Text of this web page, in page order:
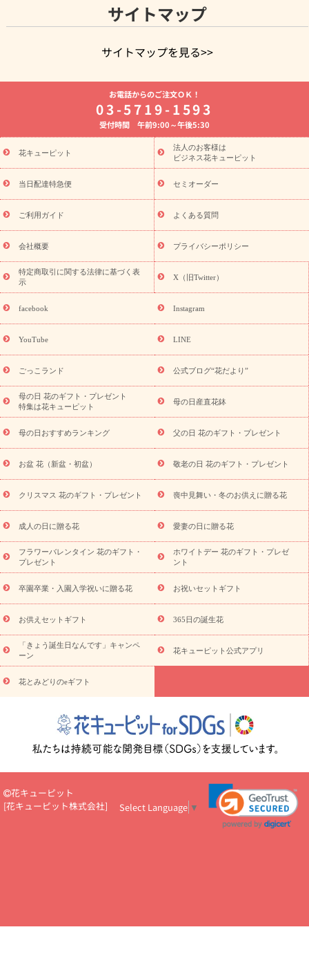
サイトマップ
サイトマップを見る>>
よく贈られる花
お祝いの花特集
誕生日フラワーギフト特集
8月の誕生花(トルコキキョウ)
開店・開業祝い
お供え・お悔やみ お供え・お悔やみの花
通夜・葬儀に贈る花 胡蝶蘭・花鉢
ーブドフラワー
季節のイベント
ひまわり ギフト・プレゼント
特集
お盆 花（新盆・初盆） 季節のイベント
お盆 花（新
盆・初盆）
お盆 花（新盆・初盆）
お盆・お供え 花とセットギ
フト
お盆・お供え プリザーブドフラワー
ひまわり ギフト・プ
レゼント特集
夏の花贈り・お中元・暑中見舞い 花のギフト特集
敬老の日におくる花ギフト・プレゼント特集
花ギフト・プレゼント特集
敬老の日 花のおすすめランキング
敬
老の日 花鉢植えのギフト・プレゼント特集
敬老の日 花とセットギ
フト・プレゼント特集
敬老の日の花 全てのギフト一覧
キャン
ペーン
映画『ウォーターガーディアンズ』コラボキャンペーン
「きょう誕生日なんです」キャンペーン
誕生日の花を探す
誕生日フラワーギフト 誕生日フラワーギフト特集
(トルコキキョウ)
9月の誕生花(リンドウ)
ら探す
お祝いの花特集 当日配達特急便 お祝い商品一覧
念日
結婚祝い 出産祝い 退院祝い・快気祝い
寿祝い
プチギフト ペットのお祝いフラワー
供え・お悔やみ商品一覧
お供え・お悔やみの花
四十九日法要以
お供え プリザーブドフラワー
ペットのお供えフラワー
お盆（新
盆・初盆）
その他 お祝い返し お見舞い
お取り寄せギフト
ビジネス用
ご自宅用 観葉植物 ミディ胡蝶蘭
プリザーブ
ドフラワー
スタイルから探す アレンジメント 花束
スタ
ンド花
お祝い お供え・お悔やみ 胡蝶蘭 胡蝶蘭・花鉢
ディ胡蝶蘭・お祝い
ミディ胡蝶蘭・お供え
世界初の青色胡蝶蘭
観葉植物
観葉植物 産直多肉植物
プリザーブドフラワー
お祝い
お供え・お悔やみ 花とセットギフト
セミオーダー
プチギフト（hanamore -ハナモア-）
花とみどりのeギフト
キューピットのeGfit
カラー ピンク イエローオレンジ
レッ
ド
お花の種類 トルコキキョウ
お祝い お祝い・3000円～ お祝い・4000円～
お祝い・
5000円～
お祝い・7000円～ お祝い・ 10000円～
お供え・お
悔やみ
円～
お供え・お悔やみ・
読み物
いのマナー
定年退職祝いのマナー
お祝いを贈るときのマナー・
花キューピットのお祝いコラム一覧
誕生日のお花を「色
彩心理学」で選ぶ方法
結婚祝いの予算相場
出産祝いお役立ち情
ール
新築引っ越し祝いコラム お祝い花のマナー総まとめ
職
場上司や先輩へ贈るお祝い花の正解は？
開店祝いの花 選び方ガイ
あり)
花キューピット×専門家
CO2排出量削減 / SDGsを考える
お電話からのご注文ＯＫ！
03-5719-1593
受付時間 午前9:00～午後5:30
花キューピット
法人のお客様は
ビジネス花キューピット
当日配達特急便 セミオーダー
ご利用ガイド よくある質問
会社概要 プライバシーポリシー
特定商取引に関する法律に基づく表
示
X（旧Twitter）
facebook Instagram
YouTube LINE
ごっこランド 公式ブログ“花だより”
母の日 花のギフト・プレゼント
特集は花キューピット
母の日産直花鉢
母の日おすすめランキング 父の日 花のギフト・プレゼント
お盆 花（新盆・初盆） 敬老の日 花のギフト・プレゼント
クリスマス 花のギフト・プレゼント 喪中見舞い・冬のお供えに贈る花
成人の日に贈る花 愛妻の日に贈る花
フラワーバレンタイン 花のギフト・
プレゼント
ホワイトデー 花のギフト・プレゼ
ント
卒園卒業・入園入学祝いに贈る花 お祝いセットギフト
お供えセットギフト 365日の誕生花
「きょう誕生日なんです」キャンペ
ーン
花キューピット公式アプリ
花とみどりのeギフト
花キューピット
[花キューピット株式会社] Select Language ▼